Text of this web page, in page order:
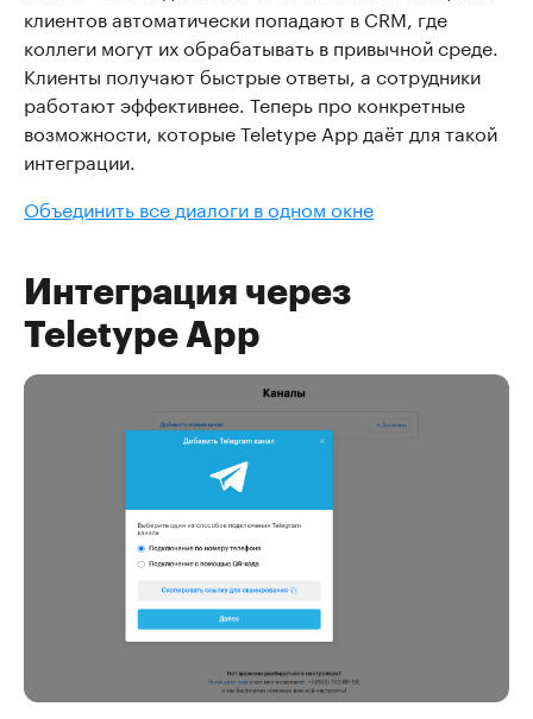
клиентов автоматически попадают в CRM, где
коллеги могут их обрабатывать в привычной среде.
Клиенты получают быстрые ответы, а сотрудники
работают эффективнее. Теперь про конкретные
возможности, которые Teletype App даёт для такой
интеграции.
Объединить все диалоги в одном окне
Интеграция через
Teletype App